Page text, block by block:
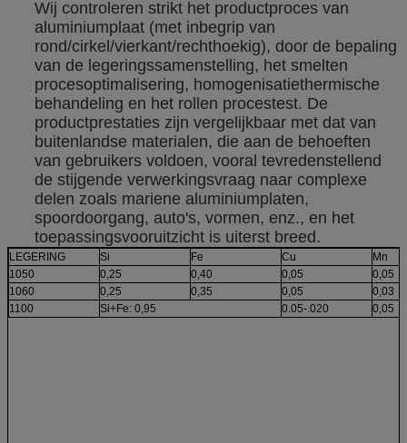
Wij controleren strikt het productproces van
aluminiumplaat (met inbegrip van
rond/cirkel/vierkant/rechthoekig), door de bepaling
van de legeringssamenstelling, het smelten
procesoptimalisering, homogenisatiethermische
behandeling en het rollen procestest. De
productprestaties zijn vergelijkbaar met dat van
buitenlandse materialen, die aan de behoeften
van gebruikers voldoen, vooral tevredenstellend
de stijgende verwerkingsvraag naar complexe
delen zoals mariene aluminiumplaten,
spoordoorgang, auto's, vormen, enz., en het
toepassingsvooruitzicht is uiterst breed.
LEGERING Si Fe Cu
Mn
1050
0,25 0,40 0,05
0,05
1060
0,25 0,35 0,05
0,03
1100
Si+Fe: 0,95 0.05-.020 0,05